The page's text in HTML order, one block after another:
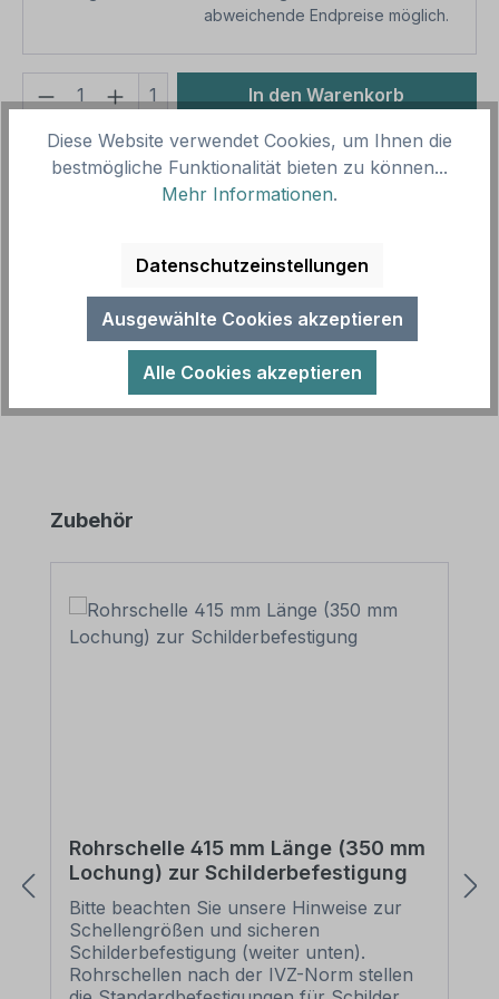
abweichende Endpreise möglich.
Produkt Anzahl: Gib den
1 In den Warenkorb
Produktnummer:SH11711
Vorlagenummer:
E-LA-04
Elektrofahrzeuge zum Aufladen. Beschildern Sie
Bereiche und Parkflächen mit L…Mehr
Produktgalerie überspringen
Zubehör
Rohrschelle 415 mm Länge (350 mm
Lochung) zur Schilderbefestigung
Bitte beachten Sie unsere Hinweise zur
Schellengrößen und sicheren
Schilderbefestigung (weiter unten).
Rohrschellen nach der IVZ-Norm stellen
Diese Website verwendet Cookies, um Ihnen die
bestmögliche Funktionalität bieten zu können...
Mehr Informationen.
Datenschutzeinstellungen
Ausgewählte Cookies akzeptieren
Alle Cookies akzeptieren